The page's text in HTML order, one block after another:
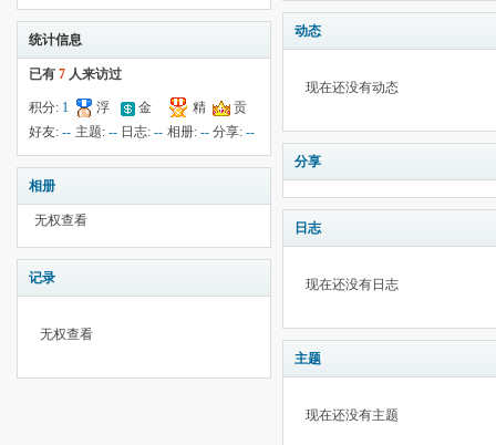
听TA
为好友 我留言 个招呼 送消息
统计信息
已有 7 人来访过
积分: 1
浮
云:421
金
钱:5
精
华:--
贡
献:--
好友: -- 主题: -- 日志:-- 相册: -- 分享:--
相册
无权查看
记录
无权查看
动态
现在还没有动态
分享
日志
现在还没有日志
主题
现在还没有主题